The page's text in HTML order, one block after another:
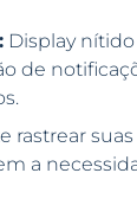
Display
de
rastrear
a